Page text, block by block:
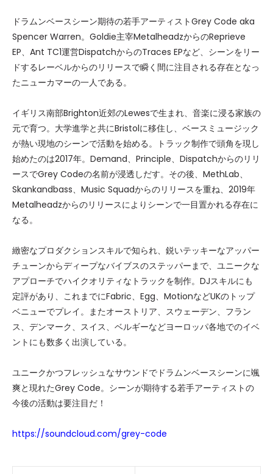
ドラムンベースシーン期待の若手アーティストGrey Code aka
Spencer Warren。Goldie主宰MetalheadzからのReprieve
EP、Ant TC1運営DispatchからのTraces EPなど、シーンをリー
ドするレーベルからのリリースで瞬く間に注目される存在となっ
たニューカマーの一人である。
イギリス南部Brighton近郊のLewesで生まれ、音楽に浸る家族の
元で育つ。大学進学と共にBristolに移住し、ベースミュージック
が熱い現地のシーンで活動を始める。トラック制作で頭角を現し
始めたのは2017年。Demand、Principle、Dispatchからのリリ
ースでGrey Codeの名前が浸透しだす。その後、MethLab、
Skankandbass、Music Squadからのリリースを重ね、2019年
Metalheadzからのリリースによりシーンで一目置かれる存在に
なる。
緻密なプロダクションスキルで知られ、鋭いテッキーなアッパー
チューンからディープなバイブスのステッパーまで、ユニークな
アプローチでハイクオリティなトラックを制作。DJスキルにも
定評があり、これまでにFabric、Egg、MotionなどUKのトップ
ベニューでプレイ。またオーストリア、スウェーデン、フラン
ス、デンマーク、スイス、ベルギーなどヨーロッパ各地でのイベ
ントにも数多く出演している。
ユニークかつフレッシュなサウンドでドラムンベースシーンに颯
爽と現れたGrey Code。シーンが期待する若手アーティストの
今後の活動は要注目だ！
https://soundcloud.com/grey-code